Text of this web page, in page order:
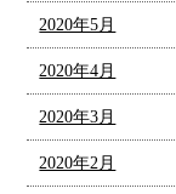
2020年5月
2020年4月
2020年3月
2020年2月